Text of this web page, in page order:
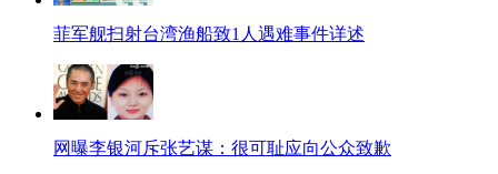
菲军舰扫射台湾渔船致1人遇难事件详述
网曝李银河斥张艺谋：很可耻应向公众致歉